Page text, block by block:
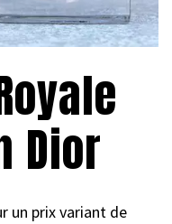
Dior
un prix variant de